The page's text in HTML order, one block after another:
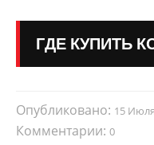
ГДЕ КУПИТЬ
Опубликовано: 15
Комментарии: 0